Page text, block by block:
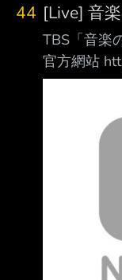
44 [Live] 音
TBS「音楽
官方網站
方X https://
https://
https://
https://
https://
13:00時段